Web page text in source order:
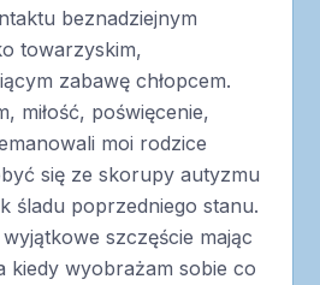
beznadziejnym
towarzyskim,
zabawę chłopcem.
miłość, poświęcenie,
moi rodzice
się ze skorupy autyzmu
śladu poprzedniego stanu.
wyjątkowe szczęście mając
kiedy wyobrażam sobie co